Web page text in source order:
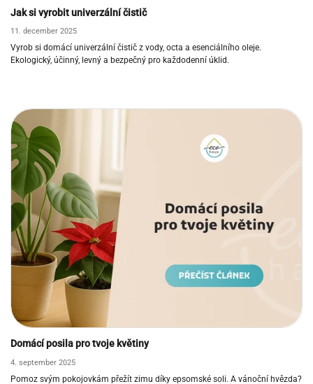
Jak si vyrobit univerzální čistič
11. december 2025
Vyrob si domácí univerzální čistič z vody, octa a esenciálního oleje.
Ekologický, účinný, levný a bezpečný pro každodenní úklid.
Domácí posila pro tvoje květiny
4. september 2025
Pomoz svým pokojovkám přežít zimu díky epsomské soli. A vánoční hvězda?